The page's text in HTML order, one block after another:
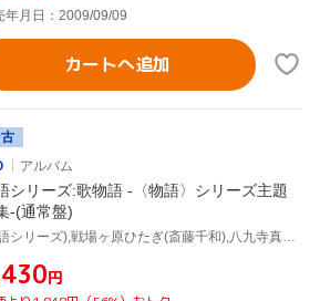
年月日：2009/09/09
カートへ追加
アルバム
シリーズ:歌物語 -〈物語〉シリーズ主題
-(通常盤)
(物語シリーズ),戦場ヶ原ひたぎ(斎藤千和),八九寺真宵(加藤英美里),神原駿河(沢城みゆき),千石撫子(花澤香菜),羽川翼(堀江由衣),春奈るな,河野マリナ
円